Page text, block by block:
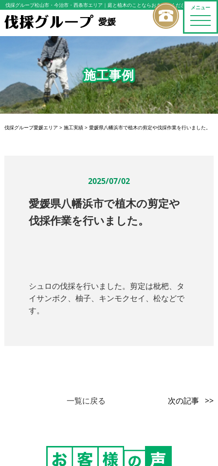
メニュー
toggle
伐採グループ松山市・今治市・西条市エリア ｜庭と植木のことならおまかせください
愛媛
施工事例
伐採グループ愛媛エリア > 施工実績> 愛媛県八幡浜市で植木の剪定や伐採作業を行いました。
2025/07/02
愛媛県八幡浜市で植木の剪定や
伐採作業を行いました。
シュロの伐採を行いました。剪定は枇杷、タ
イサンボク、柚子、キンモクセイ、松などで
す。
一覧に戻る 次の記事 >>